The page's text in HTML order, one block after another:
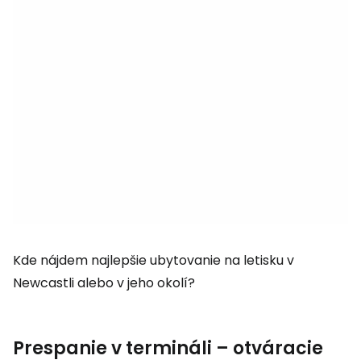
Kde nájdem najlepšie ubytovanie na letisku v
Newcastli alebo v jeho okolí?
Prespanie v termináli – otváracie